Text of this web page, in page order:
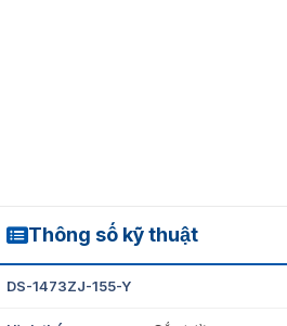
Thông số kỹ thuật
DS-1473ZJ-155-Y
DS-1473ZJ-155-Y